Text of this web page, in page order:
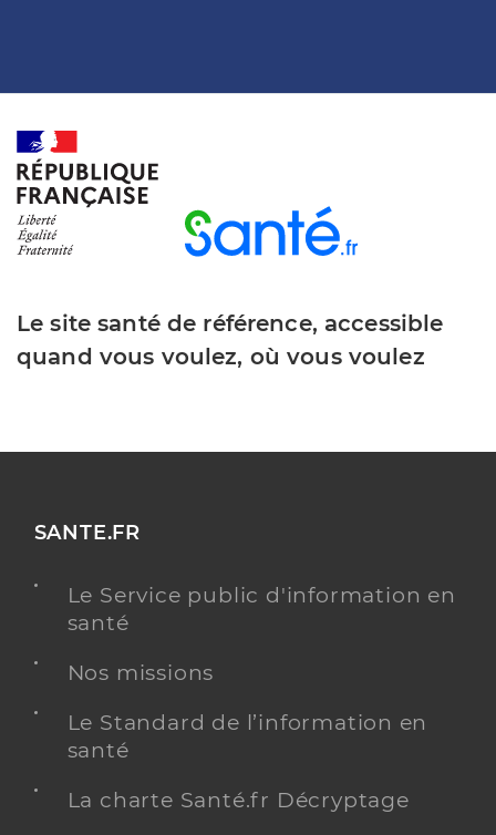
Le site santé de référence, accessible
quand vous voulez, où vous voulez
SANTE.FR
Le Service public d'information en
santé
Nos missions
Le Standard de l’information en
santé
La charte Santé.fr Décryptage